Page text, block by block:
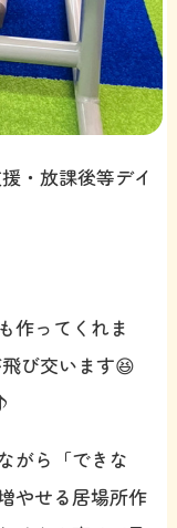
・放課後等デイ
作ってくれま
び交います😆
がら「できな
やせる居場所作